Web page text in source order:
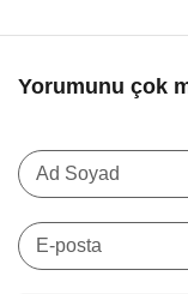
Yorumunu çok
Ad Soyad
E-posta